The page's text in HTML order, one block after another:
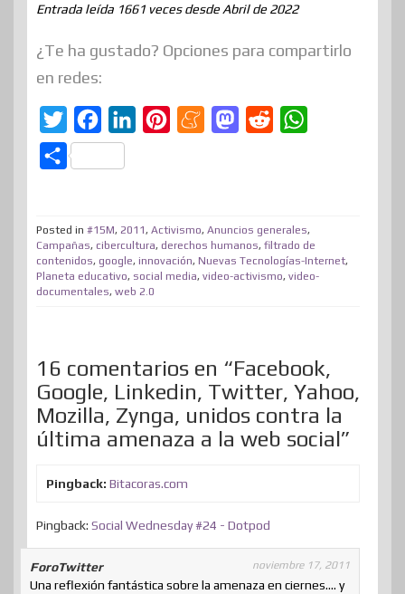
Entrada leída 1661 veces desde Abril de 2022
¿Te ha gustado? Opciones para compartirlo
en redes:
w
t
e
r
a
c
b
o
o
e
d
I
e
r
e
M
a
m
e
M
o
d
o
i
t
A
p
C
p
a
r
r
Posted in #15M, 2011 , Activismo, Anuncios generales,
Campañas, cibercultura, derechos humanos, filtrado de
contenidos, google, innovación, Nuevas Tecnologías-Internet,
Planeta educativo, social media, video-activismo, video-
documentales, web 2.0
16 comentarios en “Facebook,
Google, Linkedin, Twitter, Yahoo,
Mozilla, Zynga, unidos contra la
última amenaza a la web social”
Pingback: Bitacoras.com
Pingback: Social Wednesday #24 - Dotpod
ForoTwitter noviembre 17, 2011
Una reflexión fantástica sobre la amenaza en ciernes…. y